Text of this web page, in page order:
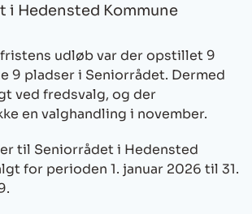
i Hedensted Kommune
udløb var der opstillet 9
9 pladser i Seniorrådet. Dermed
ved fredsvalg, og der
en valghandling i november.
til Seniorrådet i Hedensted
for perioden 1. januar 2026 til 31.